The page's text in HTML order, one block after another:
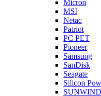
Micron
MSI
Netac
Patriot
PC PET
Pioneer
Samsung
SanDisk
Seagate
Silicon
SUNWIND